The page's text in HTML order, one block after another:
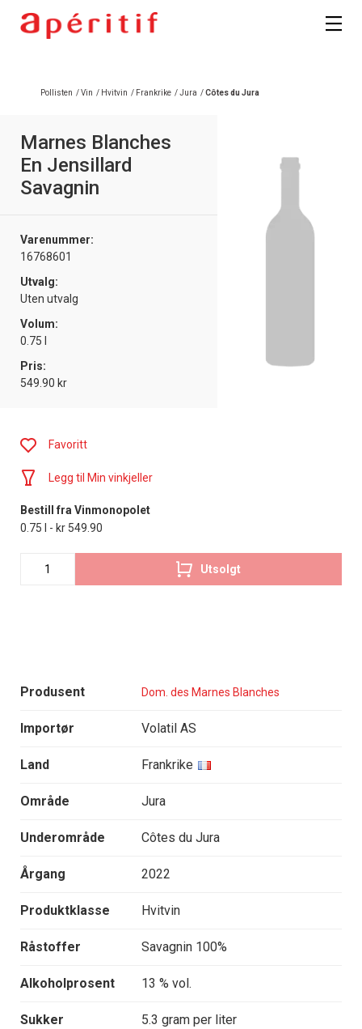
Pollisten /Vin / Hvitvin / Frankrike /Jura /Côtes du Jura
Marnes Blanches
En Jensillard
Savagnin
Varenummer:
16768601
Utvalg:
Uten utvalg
Volum:
0.75 l
Pris:
549.90 kr
Produsent Dom. des Marnes Blanches
Importør Volatil AS
Land Frankrike
Område Jura
Underområde Côtes du Jura
Årgang 2022
Produktklasse Hvitvin
Råstoffer Savagnin 100%
Alkoholprosent 13 % vol.
Sukker 5.3 gram per liter
Favoritt
Legg til Min vinkjeller
Bestill fra Vinmonopolet
0.75 l - kr 549.90
Utsolgt